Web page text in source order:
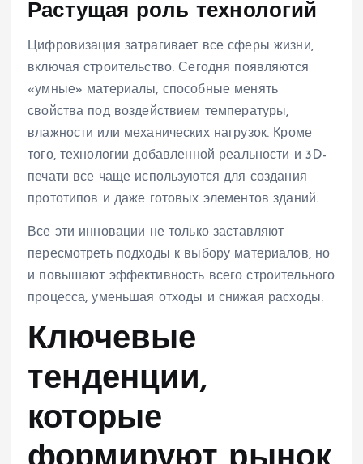
Растущая роль технологий
Цифровизация затрагивает все сферы жизни,
включая строительство. Сегодня появляются
«умные» материалы, способные менять
свойства под воздействием температуры,
влажности или механических нагрузок. Кроме
того, технологии добавленной реальности и 3D-
печати все чаще используются для создания
прототипов и даже готовых элементов зданий.
Все эти инновации не только заставляют
пересмотреть подходы к выбору материалов, но
и повышают эффективность всего строительного
процесса, уменьшая отходы и снижая расходы.
Ключевые
тенденции,
которые